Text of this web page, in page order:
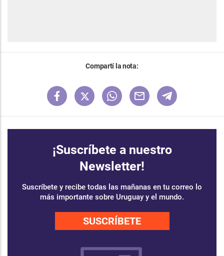
Compartí la nota:
¡Suscríbete a nuestro
Newsletter!
Suscríbete y recibe todas las mañanas en tu correo lo
más importante sobre Uruguay y el mundo.
SUSCRÍBETE